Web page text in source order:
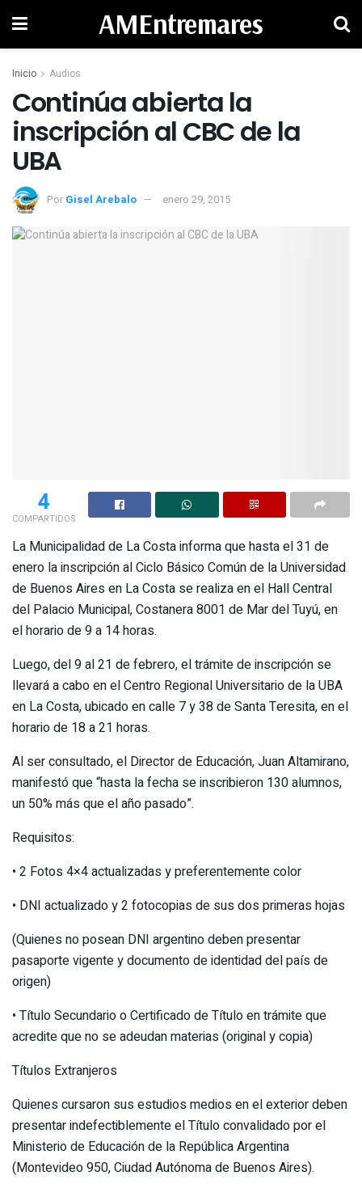
AMEntremares
Inicio Audios
Continúa abierta la
inscripción al CBC de la
UBA
Por Gisel Arebalo enero 29, 2015
4
COMPARTIDOS
La Municipalidad de La Costa informa que hasta el 31 de
enero la inscripción al Ciclo Básico Común de la Universidad
de Buenos Aires en La Costa se realiza en el Hall Central
del Palacio Municipal, Costanera 8001 de Mar del Tuyú, en
el horario de 9 a 14 horas.
Luego, del 9 al 21 de febrero, el trámite de inscripción se
llevará a cabo en el Centro Regional Universitario de la UBA
en La Costa, ubicado en calle 7 y 38 de Santa Teresita, en el
horario de 18 a 21 horas.
Al ser consultado, el Director de Educación, Juan Altamirano,
manifestó que “hasta la fecha se inscribieron 130 alumnos,
un 50% más que el año pasado”.
Requisitos:
• 2 Fotos 4×4 actualizadas y preferentemente color
• DNI actualizado y 2 fotocopias de sus dos primeras hojas
(Quienes no posean DNI argentino deben presentar
pasaporte vigente y documento de identidad del país de
origen)
• Título Secundario o Certificado de Título en trámite que
acredite que no se adeudan materias (original y copia)
Títulos Extranjeros
Quienes cursaron sus estudios medios en el exterior deben
presentar indefectiblemente el Título convalidado por el
Ministerio de Educación de la República Argentina
(Montevideo 950, Ciudad Autónoma de Buenos Aires).